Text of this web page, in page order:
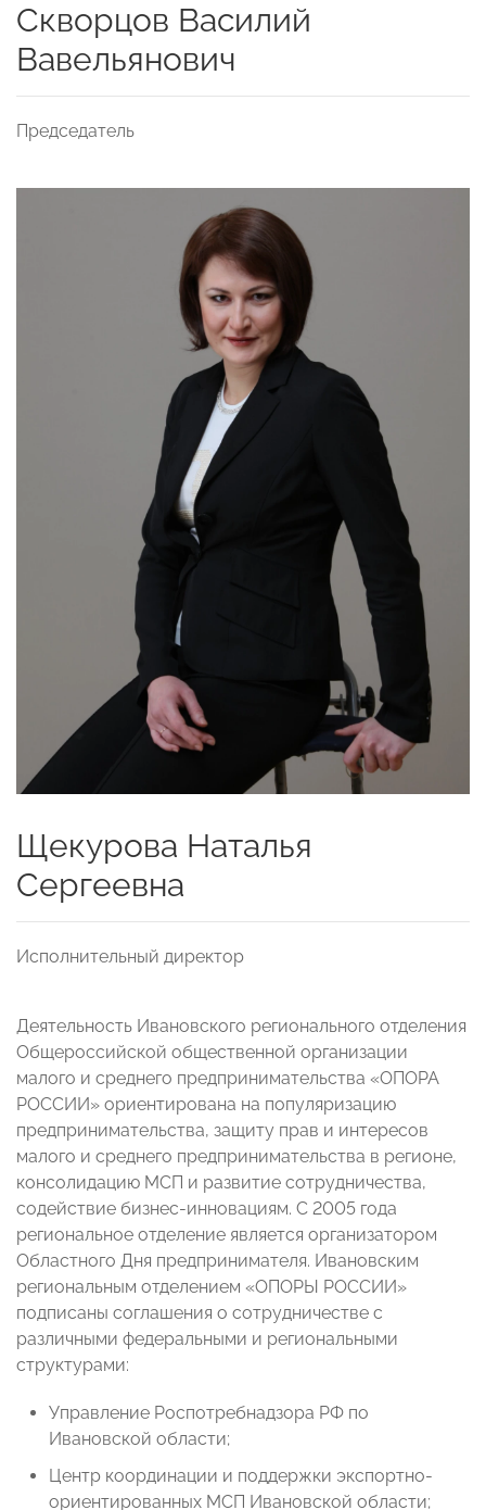
Скворцов Василий
Вавельянович
Председатель
Щекурова Наталья
Сергеевна
Исполнительный директор
Деятельность Ивановского регионального отделения
Общероссийской общественной организации
малого и среднего предпринимательства «ОПОРА
РОССИИ» ориентирована на популяризацию
предпринимательства, защиту прав и интересов
малого и среднего предпринимательства в регионе,
консолидацию МСП и развитие сотрудничества,
содействие бизнес-инновациям. С 2005 года
региональное отделение является организатором
Областного Дня предпринимателя. Ивановским
региональным отделением «ОПОРЫ РОССИИ»
подписаны соглашения о сотрудничестве с
различными федеральными и региональными
структурами:
Управление Роспотребнадзора РФ по
Ивановской области;
Центр координации и поддержки экспортно-
ориентированных МСП Ивановской области;